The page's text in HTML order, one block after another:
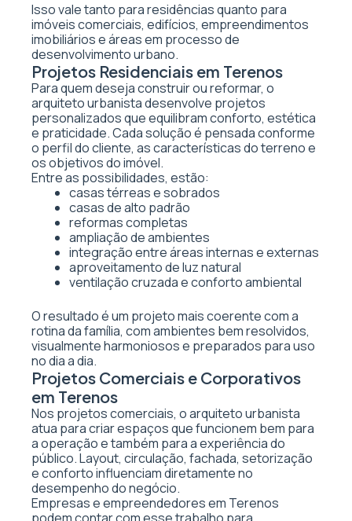
Isso vale tanto para residências quanto para
imóveis comerciais, edifícios, empreendimentos
imobiliários e áreas em processo de
desenvolvimento urbano.
Projetos Residenciais em Terenos
Para quem deseja construir ou reformar, o
arquiteto urbanista desenvolve projetos
personalizados que equilibram conforto, estética
e praticidade. Cada solução é pensada conforme
o perfil do cliente, as características do terreno e
os objetivos do imóvel.
Entre as possibilidades, estão:
casas térreas e sobrados
casas de alto padrão
reformas completas
ampliação de ambientes
integração entre áreas internas e externas
aproveitamento de luz natural
ventilação cruzada e conforto ambiental
O resultado é um projeto mais coerente com a
rotina da família, com ambientes bem resolvidos,
visualmente harmoniosos e preparados para uso
no dia a dia.
Projetos Comerciais e Corporativos
em Terenos
Nos projetos comerciais, o arquiteto urbanista
atua para criar espaços que funcionem bem para
a operação e também para a experiência do
público. Layout, circulação, fachada, setorização
e conforto influenciam diretamente no
desempenho do negócio.
Empresas e empreendedores em Terenos